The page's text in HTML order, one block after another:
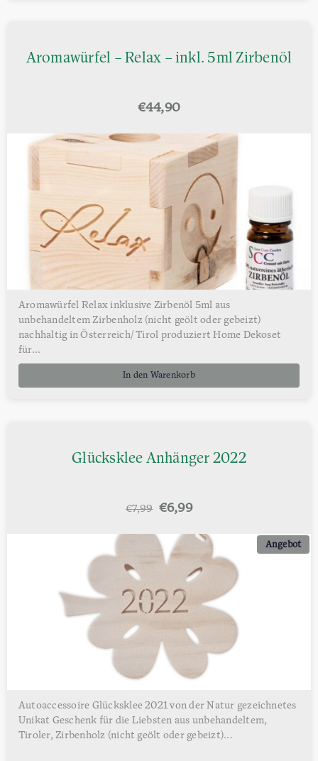
Aromawürfel – Relax – inkl. 5ml Zirbenöl
€44,90
Aromawürfel Relax inklusive Zirbenöl 5ml aus
unbehandeltem Zirbenholz (nicht geölt oder gebeizt)
nachhaltig in Österreich/ Tirol produziert Home Dekoset
für...
In den Warenkorb
Glücksklee Anhänger 2022
€7,99 Ursprünglicher
war:
€7,99
€6,99Aktueller
ist:
€6,99.
Angebot
Autoaccessoire Glücksklee 2021 von der Natur gezeichnetes
Unikat Geschenk für die Liebsten aus unbehandeltem,
Tiroler, Zirbenholz (nicht geölt oder gebeizt)...